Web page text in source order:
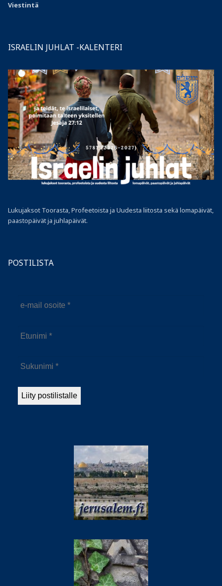
Viestintä
ISRAELIN JUHLAT -KALENTERI
Lukujaksot Toorasta, Profeetoista ja Uudesta liitosta sekä lomapäivät,
paastopäivät ja juhlapäivät.
POSTILISTA